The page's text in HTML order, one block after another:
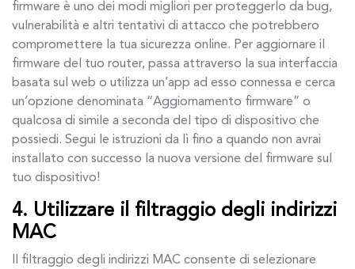
firmware è uno dei modi migliori per proteggerlo da bug,
vulnerabilità e altri tentativi di attacco che potrebbero
compromettere la tua sicurezza online. Per aggiornare il
firmware del tuo router, passa attraverso la sua interfaccia
basata sul web o utilizza un’app ad esso connessa e cerca
un’opzione denominata “Aggiornamento firmware” o
qualcosa di simile a seconda del tipo di dispositivo che
possiedi. Segui le istruzioni da lì fino a quando non avrai
installato con successo la nuova versione del firmware sul
tuo dispositivo!
4. Utilizzare il filtraggio degli indirizzi
MAC
Il filtraggio degli indirizzi MAC consente di selezionare